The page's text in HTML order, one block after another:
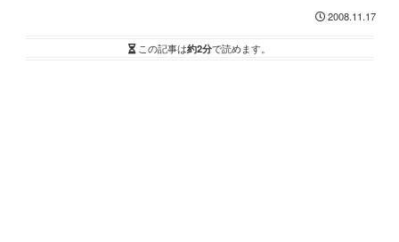
2008.11.17
この記事は約2分で読めます。